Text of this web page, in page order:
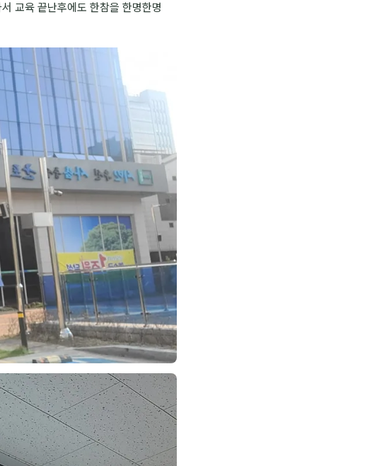
교육 끝난후에도 한참을 한명한명